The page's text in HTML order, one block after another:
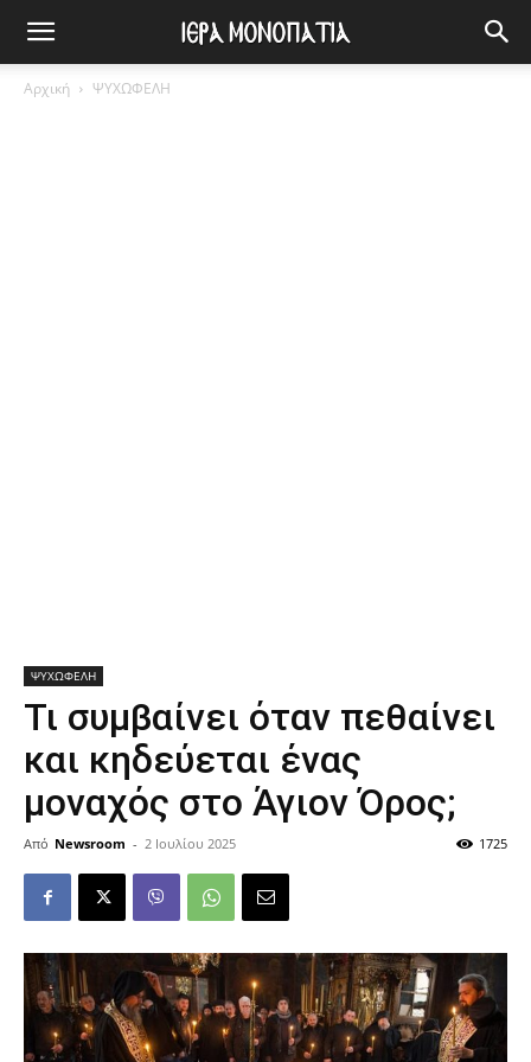
Αρχική ΨΥΧΩΦΕΛΗ
ΨΥΧΩΦΕΛΗ
Τι συμβαίνει όταν πεθαίνει
και κηδεύεται ένας
μοναχός στο Άγιον Όρος;
Από Newsroom - 2 Ιουλίου 2025 1725